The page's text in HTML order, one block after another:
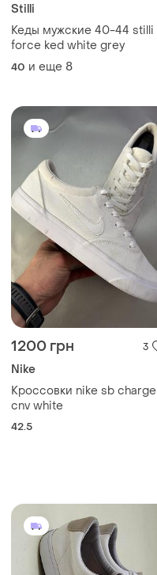
Stilli
Кеды мужские 40-44 stilli
force ked white grey
40 и еще 8
1200 грн 3
Nike
Кроссовки nike sb charge
cnv white
42.5